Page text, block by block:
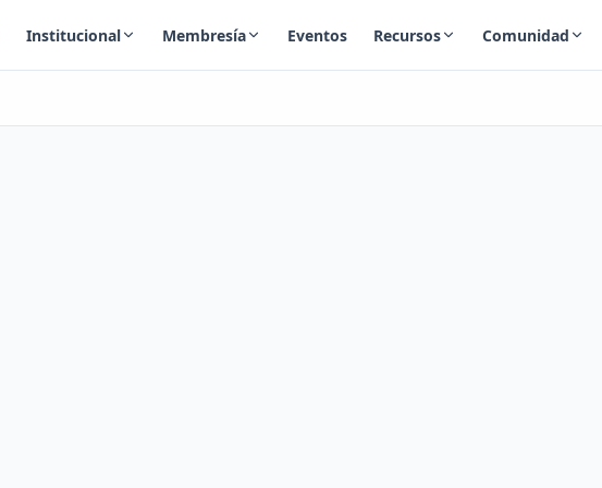
Institucional Membresía Eventos Recursos Comunidad